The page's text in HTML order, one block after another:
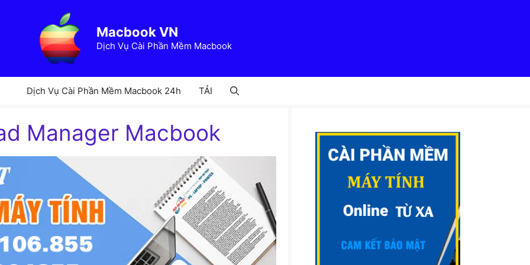
Macbook VN
Dịch Vụ Cài Phần Mềm Macbook
Dịch Vụ Cài Phần Mềm Macbook 24h TẢI
Manager Macbook